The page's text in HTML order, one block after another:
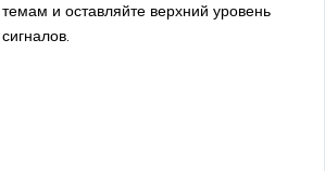
и оставляйте верхний уровень